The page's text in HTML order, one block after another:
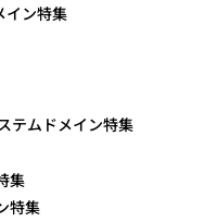
イン特集
テムドメイン特集
集
特集